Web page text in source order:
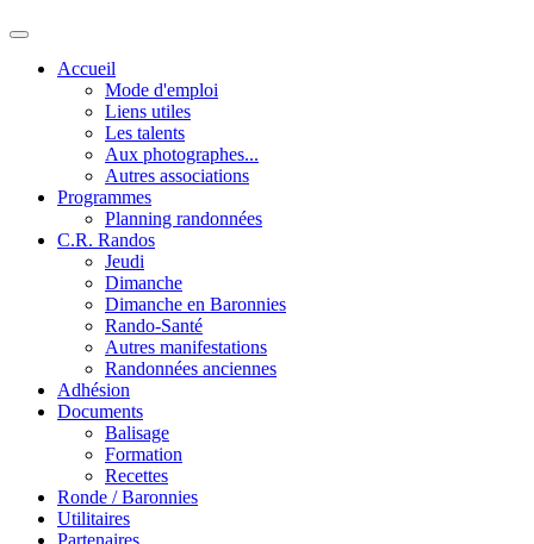
Accueil
Mode d'emploi
Liens utiles
Les talents
Aux photographes...
Autres associations
Programmes
Planning randonnées
C.R. Randos
Jeudi
Dimanche
Dimanche en Baronnies
Rando-Santé
Autres manifestations
Randonnées anciennes
Adhésion
Documents
Balisage
Formation
Recettes
Ronde / Baronnies
Utilitaires
Partenaires